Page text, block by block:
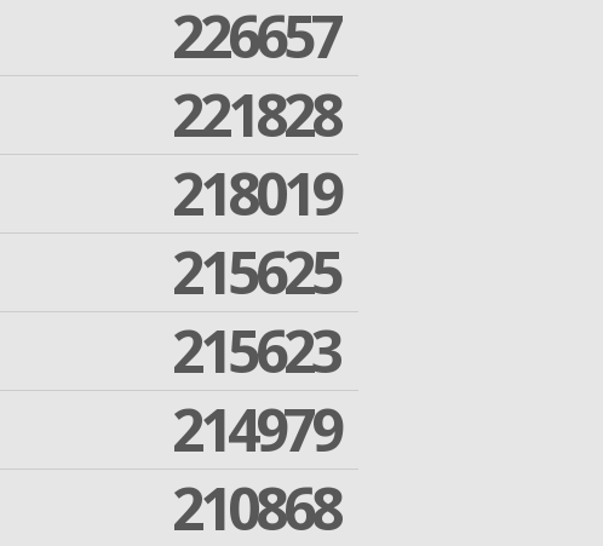
226657
221828
218019
215625
215623
214979
210868